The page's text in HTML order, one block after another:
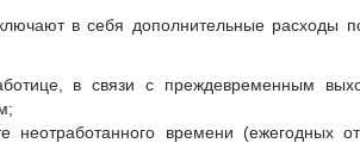
в себя дополнительные расходы
в связи с преждевременным
неотработанного времени (ежегодных